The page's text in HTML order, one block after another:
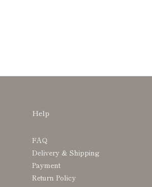
Help
FAQ
Delivery & Shipping
Payment
Return Policy